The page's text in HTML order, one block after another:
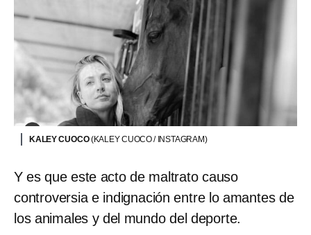
KALEY CUOCO(KALEY CUOCO / INSTAGRAM)
Y es que este acto de maltrato causo
controversia e indignación entre lo amantes de
los animales y del mundo del deporte.